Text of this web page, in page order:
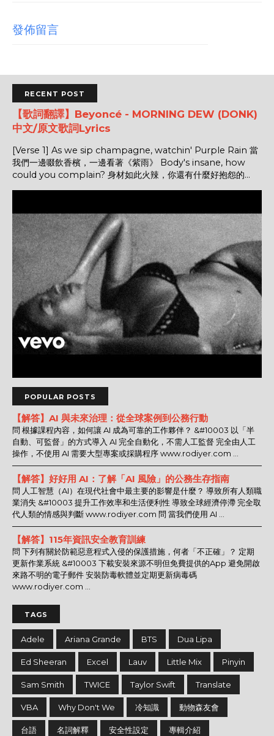
發佈留言
RECENT POST
【歌詞翻譯】Beyoncé - MORNING DEW (DONK)
中文/原文歌詞Lyrics
[Verse 1] As we sip champagne, watchin' Purple Rain 當
我們一邊啜飲香檳，一邊看著《紫雨》 Body's insane, how
could you complain? 身材如此火辣，你還有什麼好抱怨的...
POPULAR POSTS
【解答】AI 與未來治理：從全球案例到公務行動
問 根據課程內容，如何讓 AI 成為可靠的工作夥伴？ &#10003 以「半
自動、可監督」的方式導入 AI 完全自動化，不需人工監督 完全由人工
操作，不使用 AI 需要大型專案或採購程序 www.rodiyer.com ...
【解答】好好用 AI：了解「AI 風險」的公務生存指南
問 人工智慧（AI）在現代社會中最主要的影響是什麼？ 導致所有人類職
業消失 &#10003 提升工作效率和生活便利性 導致全球經濟停滯 完全取
代人類的情感與判斷 www.rodiyer.com 問 當我們使用 AI ...
【解答】115年資訊安全教育訓練
問 下列有關於防範惡意程式入侵的保護措施，何者「不正確」？ 定期
更新作業系統 &#10003 下載安裝來源不明但免費提供的App 避免開啟
來路不明的電子郵件 安裝防毒軟體並定期更新病毒碼
www.rodiyer.com ...
TAGS
Adele Ariana Grande BTS Dua Lipa
Ed Sheeran Excel Lauv Little Mix Pinyin
Sam Smith TWICE Taylor Swift Translate
VBA Why Don't We 冷知識 動物森友會
台語 名詞解釋 安全性設定 專輯介紹